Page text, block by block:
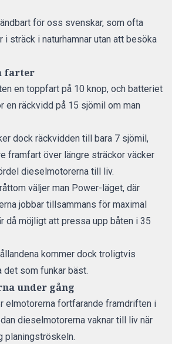
för oss svenskar, som ofta
i sträck i naturhamnar utan att besöka
farter
en toppfart på 10 knop, och batteriet
en räckvidd på 15 sjömil om man
dock räckvidden till bara 7 sjömil,
framfart över längre sträckor väcker
dieselmotorerna till liv.
väljer man Power-läget, där
jobbar tillsammans för maximal
då möjligt att pressa upp båten i 35
kommer dock troligtvis
det som funkar bäst.
under gång
elmotorerna fortfarande framdriften i
dieselmotorerna vaknar till liv när
planingströskeln.